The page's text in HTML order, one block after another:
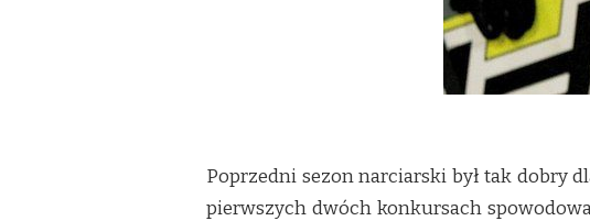
Poprzedni sezon narciarski był tak dobry
pierwszych dwóch konkursach